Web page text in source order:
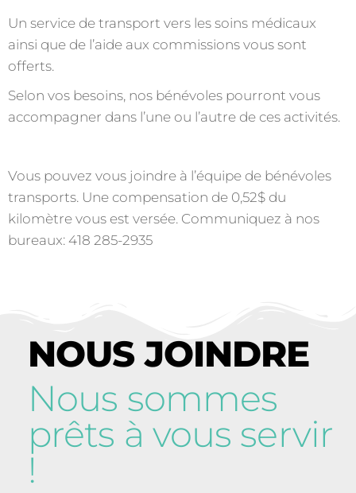
Un service de transport vers les soins médicaux
ainsi que de l’aide aux commissions vous sont
offerts.
Selon vos besoins, nos bénévoles pourront vous
accompagner dans l’une ou l’autre de ces activités.
Vous pouvez vous joindre à l’équipe de bénévoles
transports. Une compensation de 0,52$ du
kilomètre vous est versée. Communiquez à nos
bureaux: 418 285-2935
NOUS JOINDRE
Nous sommes
prêts à vous servir
!